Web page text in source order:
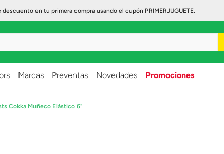
descuento en tu primera compra usando el cupón PRIMERJUGUETE.
Marcas Preventas Novedades Promociones
Cokka Muñeco Elástico 6"